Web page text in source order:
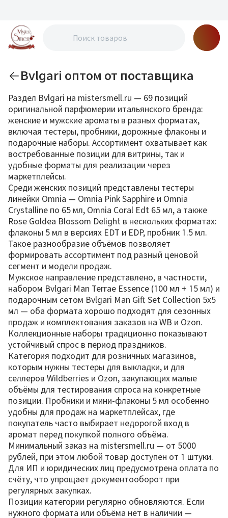
Bvlgari оптом от поставщика
Раздел Bvlgari на mistersmell.ru — 69 позиций
оригинальной парфюмерии итальянского бренда:
женские и мужские ароматы в разных форматах,
включая тестеры, пробники, дорожные флаконы и
подарочные наборы. Ассортимент охватывает как
востребованные позиции для витрины, так и
удобные форматы для реализации через
маркетплейсы.
Среди женских позиций представлены тестеры
линейки Omnia — Omnia Pink Sapphire и Omnia
Crystalline по 65 мл, Omnia Coral Edt 65 мл, а также
Rose Goldea Blossom Delight в нескольких форматах:
флаконы 5 мл в версиях EDT и EDP, пробник 1.5 мл.
Такое разнообразие объёмов позволяет
формировать ассортимент под разный ценовой
сегмент и модели продаж.
Мужское направление представлено, в частности,
набором Bvlgari Man Terrae Essence (100 мл + 15 мл) и
подарочным сетом Bvlgari Man Gift Set Collection 5x5
мл — оба формата хорошо подходят для сезонных
продаж и комплектования заказов на WB и Ozon.
Коллекционные наборы традиционно показывают
устойчивый спрос в период праздников.
Категория подходит для розничных магазинов,
которым нужны тестеры для выкладки, и для
селлеров Wildberries и Ozon, закупающих малые
объёмы для тестирования спроса на конкретные
позиции. Пробники и мини-флаконы 5 мл особенно
удобны для продаж на маркетплейсах, где
покупатель часто выбирает недорогой вход в
аромат перед покупкой полного объёма.
Минимальный заказ на mistersmell.ru — от 5000
рублей, при этом любой товар доступен от 1 штуки.
Для ИП и юридических лиц предусмотрена оплата по
счёту, что упрощает документооборот при
регулярных закупках.
Позиции категории регулярно обновляются. Если
нужного формата или объёма нет в наличии —